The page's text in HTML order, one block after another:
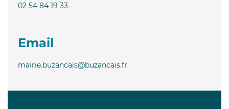
02 54 84 19 33
Email
mairie.buzancais@buzancais.fr